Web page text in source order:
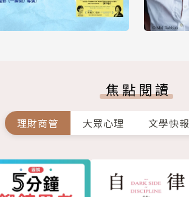
焦點閱讀
理財商管 大眾心理 文學快報